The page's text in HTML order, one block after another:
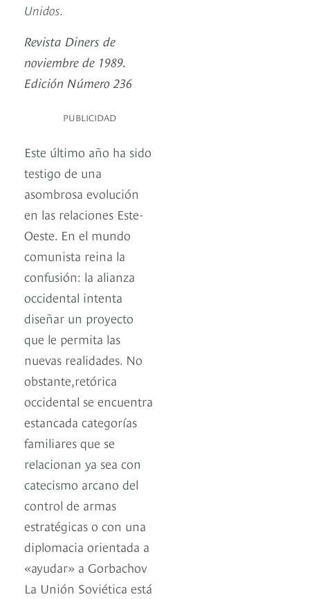
Unidos.
Revista Diners de
noviembre de 1989.
Edición Número 236
PUBLICIDAD
Este último año ha sido
testigo de una
asombrosa evolución
en las relaciones Este-
Oeste. En el mundo
comunista reina la
confusión: la alianza
occidental intenta
diseñar un proyecto
que le permita las
nuevas realidades. No
obstante,retórica
occidental se encuentra
estancada categorías
familiares que se
relacionan ya sea con
catecismo arcano del
control de armas
estratégicas o con una
diplomacia orientada a
«ayudar» a Gorbachov
La Unión Soviética está